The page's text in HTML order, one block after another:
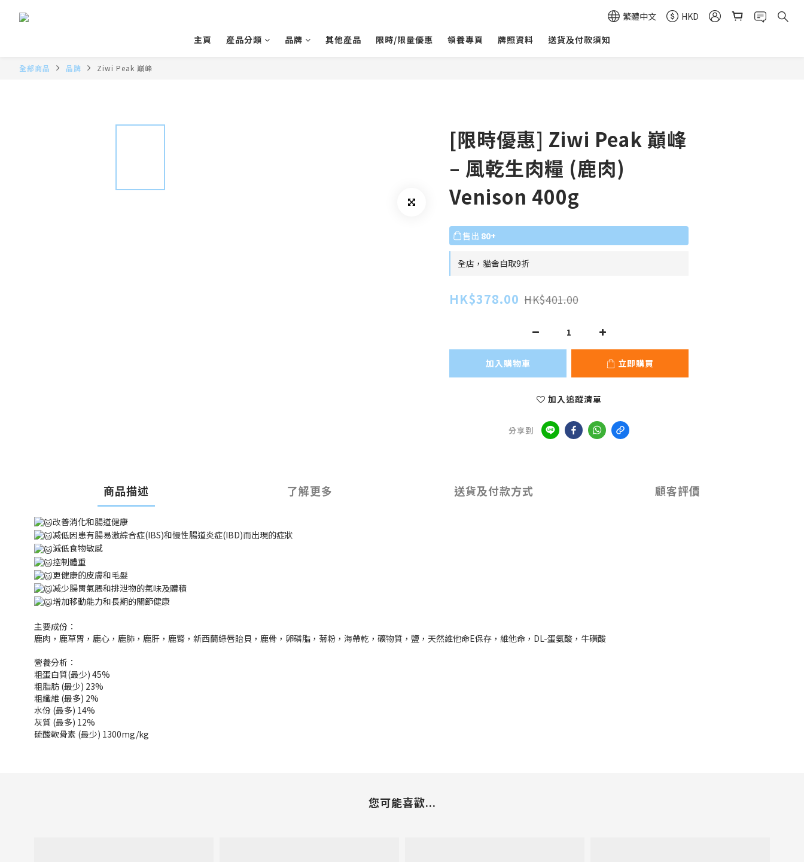
繁體中文
HKD
主頁
產品分類 品牌 其他產品 限時/限量優惠 領養專頁 牌照資料 送貨及付款須知
全部商品 品牌 Ziwi Peak 巔峰
[限時優惠] Ziwi Peak 巔峰
– 風乾生肉糧 (鹿肉)
Venison 400g
售出 80+
全店，貓舍自取9折
HK$378.00 HK$401.00
加入購物車 立即購買
加入追蹤清單
分享到
商品描述 了解更多 送貨及付款方式 顧客評價
改善消化和腸道健康
减低因患有腸易激綜合症(IBS)和慢性腸道炎症(IBD)而出現的症狀
減低食物敏感
控制體重
更健康的皮膚和毛髮
减少腸胃氣脹和排泄物的氣味及體積
增加移動能力和長期的關節健康
主要成份：
鹿肉，鹿草胃，鹿心，鹿肺，鹿肝，鹿腎，新西蘭綠唇貽貝，鹿骨，卵磷脂，菊粉，海帶乾，礦物質，鹽，天然維他命E保存，維他命，DL-蛋氨酸，牛磺酸
營養分析：
粗蛋白質(最少) 45%
粗脂肪 (最少) 23%
粗纖維 (最多) 2%
水份 (最多) 14%
灰質 (最多) 12%
硫酸軟骨素 (最少) 1300mg/kg
您可能喜歡...